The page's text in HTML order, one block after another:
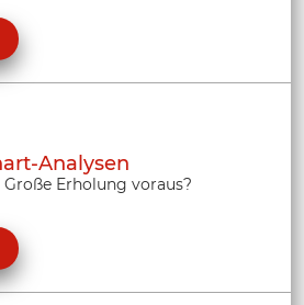
Analysen
Große Erholung voraus?